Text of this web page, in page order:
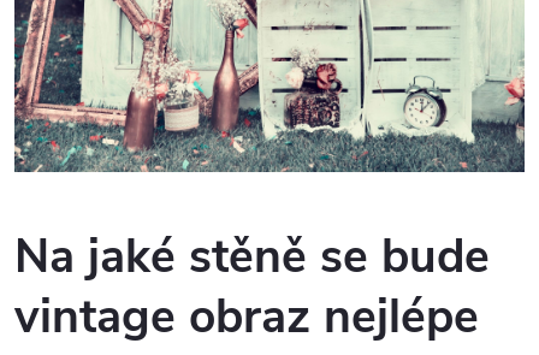
Na jaké stěně se bude
vintage obraz nejlépe